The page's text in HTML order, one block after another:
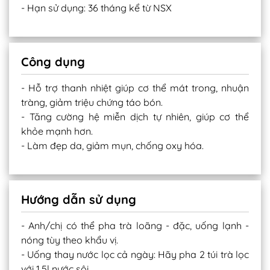
- Hạn sử dụng: 36 tháng kể từ NSX
Công dụng
- Hỗ trợ thanh nhiệt giúp cơ thể mát trong, nhuận
tràng, giảm triệu chứng táo bón.
- Tăng cường hệ miễn dịch tự nhiên, giúp cơ thể
khỏe mạnh hơn.
- Làm đẹp da, giảm mụn, chống oxy hóa.
Hướng dẫn sử dụng
- Anh/chị có thể pha trà loãng - đặc, uống lạnh -
nóng tùy theo khẩu vị.
- Uống thay nước lọc cả ngày: Hãy pha 2 túi trà lọc